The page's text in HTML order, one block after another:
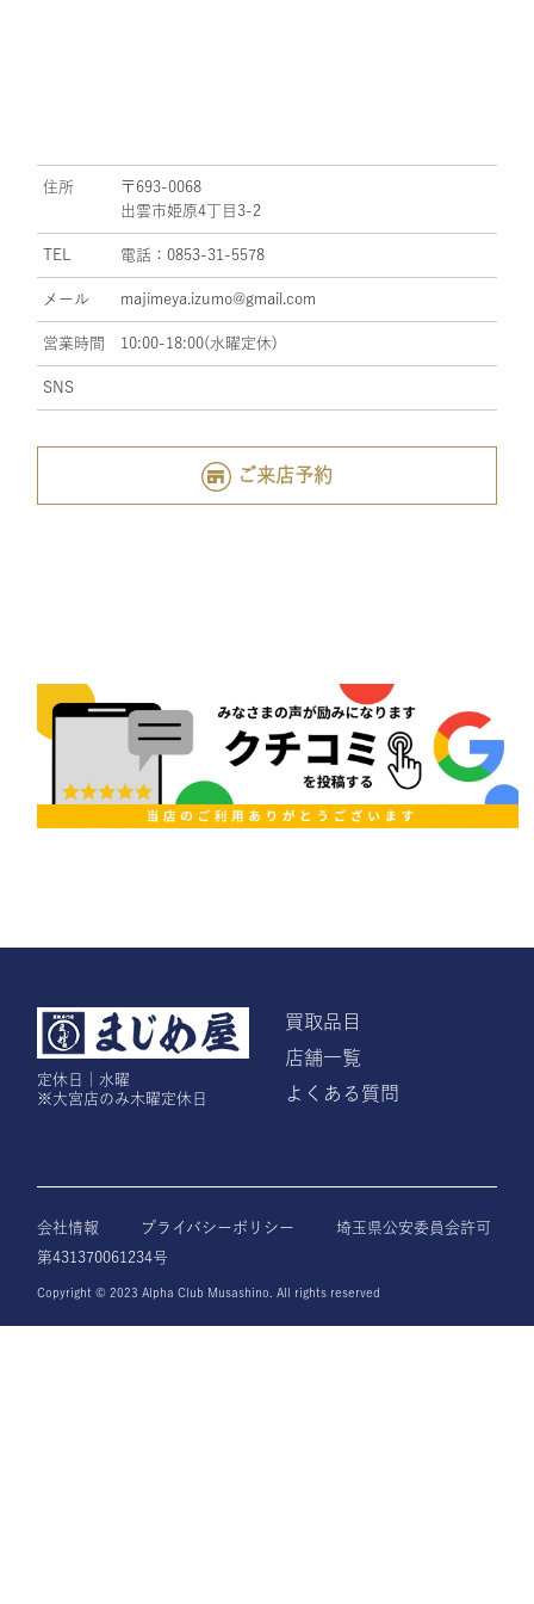
住所
〒693-0068
出雲市姫原4丁目3-2
TEL 電話：0853-31-5578
メール majimeya.izumo@gmail.com
営業時間 10:00-18:00(水曜定休)
SNS
ご来店予約
定休日｜水曜
※大宮店のみ木曜定休日
買取品目
店舗一覧
よくある質問
会社情報 プライバシーポリシー
埼玉県公安委員会許可
第431370061234号
Copyright © 2023 Alpha Club Musashino. All rights reserved